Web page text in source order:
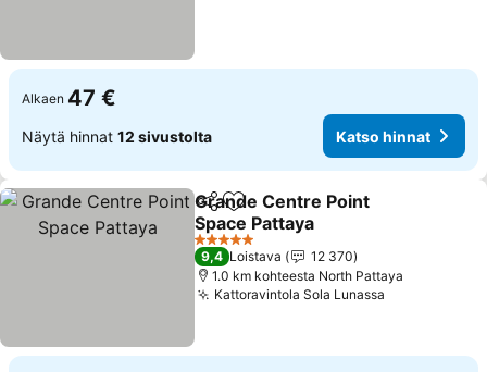
Alkaen 47 €
Näytä hinnat 12 sivustolta Katso hinnat
Jaa Lisää suosikkeihin
Grande Centre Point
Space Pattaya
5 Tähtiluokitus
9,4 Loistava
12 370
1.0 km kohteesta North Pattaya
Kattoravintola Sola Lunassa